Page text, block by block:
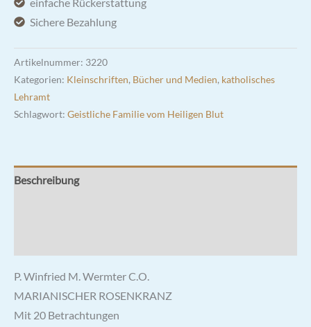
Sichere Bezahlung
Artikelnummer: 3220
Kategorien: Kleinschriften, Bücher und Medien, katholisches
Lehramt
Schlagwort: Geistliche Familie vom Heiligen Blut
Beschreibung
P. Winfried M. Wermter C.O.
MARIANISCHER ROSENKRANZ
Mit 20 Betrachtungen